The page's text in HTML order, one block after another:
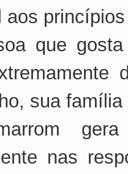
aos
que
sua
gera
nas